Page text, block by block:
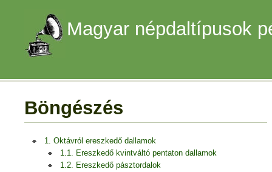
Magyar népdaltípusok
Böngészés
1. Oktávról ereszkedő dallamok
1.1. Ereszkedő kvintváltó pentaton dallamok
1.2. Ereszkedő pásztordalok